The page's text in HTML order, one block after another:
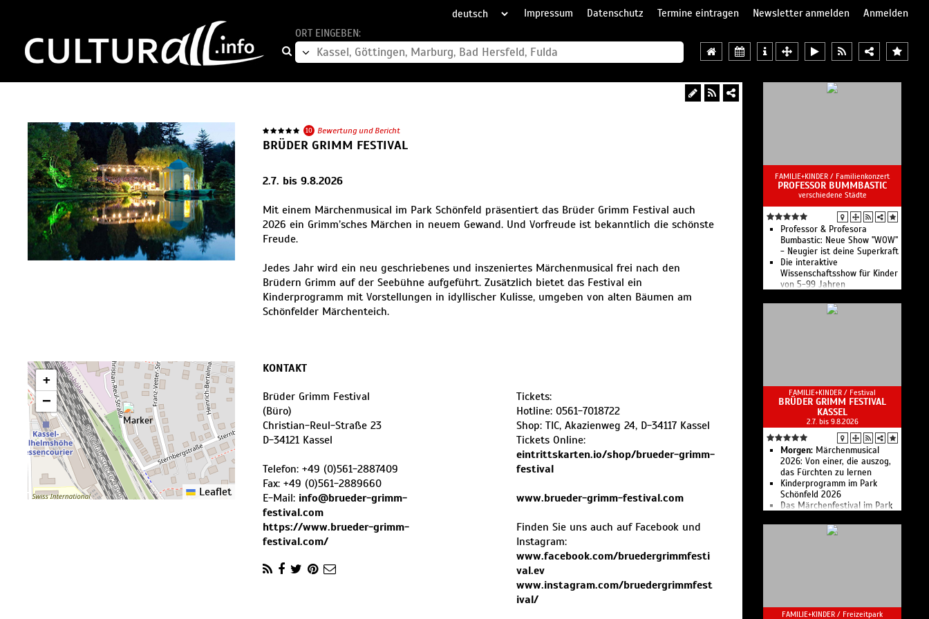
Impressum Datenschutz Termine eintragen Newsletter anmelden
Anmelden
ORT EINGEBEN:
10 Bewertung und Bericht
BRÜDER GRIMM FESTIVAL
2.7. bis 9.8.2026
Mit einem Märchenmusical im Park Schönfeld präsentiert das Brüder Grimm Festival auch
2026 ein Grimm’sches Märchen in neuem Gewand. Und Vorfreude ist bekanntlich die schönste
Freude.
Jedes Jahr wird ein neu geschriebenes und inszeniertes Märchenmusical frei nach den
Brüdern Grimm auf der Seebühne aufgeführt. Zusätzlich bietet das Festival ein
Kinderprogramm mit Vorstellungen in idyllischer Kulisse, umgeben von alten Bäumen am
Schönfelder Märchenteich.
+
−
Leaflet
KONTAKT
Brüder Grimm Festival
(Büro)
Christian-Reul-Straße 23
D-34121 Kassel
Telefon: +49 (0)561-2887409
Fax: +49 (0)561-2889660
E-Mail: info@brueder-grimm-
festival.com
https://www.brueder-grimm-
festival.com/
Tickets:
Hotline: 0561-7018722
Shop: TIC, Akazienweg 24, D-34117 Kassel
Tickets Online:
eintrittskarten.io/shop/brueder-grimm-
festival
www.brueder-grimm-festival.com
Finden Sie uns auch auf Facebook und
Instagram:
www.facebook.com/bruedergrimmfesti
val.ev
www.instagram.com/bruedergrimmfest
ival/
FAMILIE+KINDER / Familienkonzert
PROFESSOR BUMMBASTIC
verschiedene Städte
Professor & Profesora
Bumbastic: Neue Show "WOW"
- Neugier ist deine Superkraft
Die interaktive
Wissenschaftsshow für Kinder
von 5-99 Jahren
FAMILIE+KINDER / Festival
BRÜDER GRIMM FESTIVAL
KASSEL
2.7. bis 9.8.2026
Morgen: Märchenmusical
2026: Von einer, die auszog,
das Fürchten zu lernen
Kinderprogramm im Park
Schönfeld 2026
Das Märchenfestival im Park
FAMILIE+KINDER / Freizeitpark